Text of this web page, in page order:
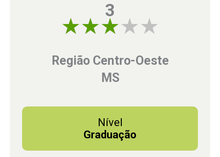
3
Região Centro-Oeste
MS
Nível
Graduação